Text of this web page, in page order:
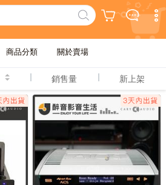
商品分類 關於賣場
銷售量 新上架